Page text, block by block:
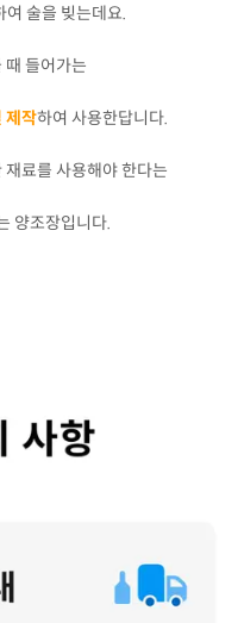
여 술을 빚는데요.
때 들어가는
제작하여 사용한답니다.
료를 사용해야 한다는
양조장입니다.